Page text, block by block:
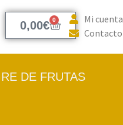
0,00€ 0
Mi cuenta
Contacto
DE FRUTAS